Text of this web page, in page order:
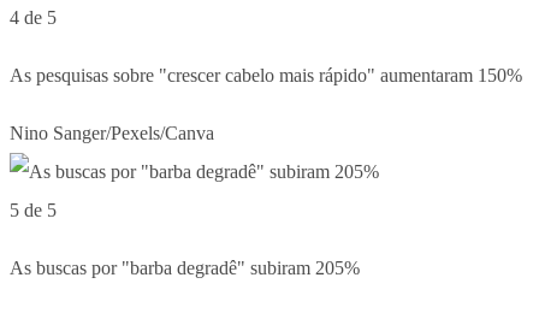
4 de 5
As pesquisas sobre "crescer cabelo mais rápido" aumentaram 150%
Nino Sanger/Pexels/Canva
5 de 5
As buscas por "barba degradê" subiram 205%